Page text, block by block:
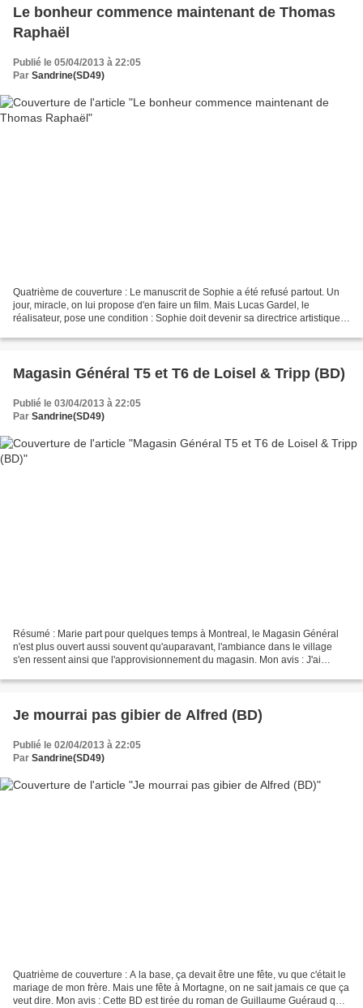
Le bonheur commence maintenant de Thomas
Raphaël
Publié le 05/04/2013 à 22:05
Par Sandrine(SD49)
Quatrième de couverture : Le manuscrit de Sophie a été refusé partout. Un
jour, miracle, on lui propose d'en faire un film. Mais Lucas Gardel, le
réalisateur, pose une condition : Sophie doit devenir sa directrice artistique.
Magasin Général T5 et T6 de Loisel & Tripp (BD)
Publié le 03/04/2013 à 22:05
Par Sandrine(SD49)
Résumé : Marie part pour quelques temps à Montreal, le Magasin Général
n'est plus ouvert aussi souvent qu'auparavant, l'ambiance dans le village
s'en ressent ainsi que l'approvisionnement du magasin. Mon avis : J'ai
Je mourrai pas gibier de Alfred (BD)
Publié le 02/04/2013 à 22:05
Par Sandrine(SD49)
Quatrième de couverture : A la base, ça devait être une fête, vu que c'était le
mariage de mon frère. Mais une fête à Mortagne, on ne sait jamais ce que ça
veut dire. Mon avis : Cette BD est tirée du roman de Guillaume Guéraud que